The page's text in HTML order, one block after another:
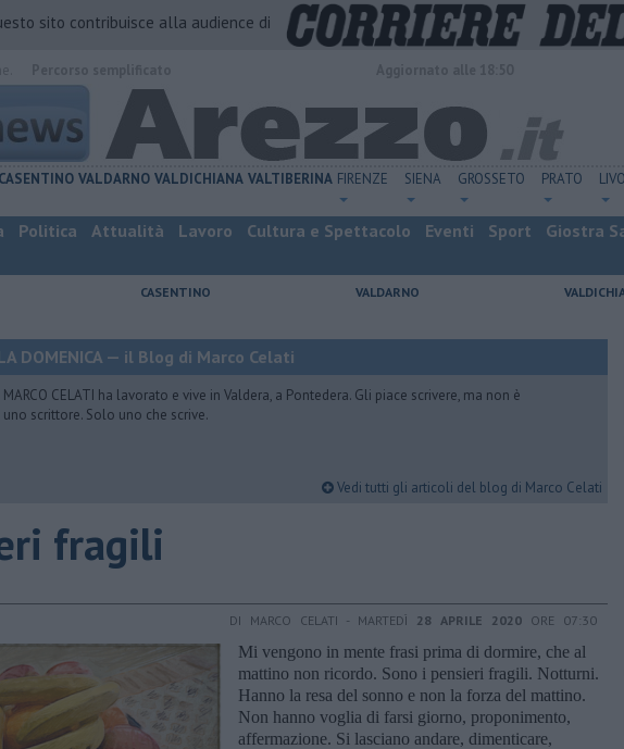
sito contribuisce alla audience di
CASENTINO VALDARNO VALDICHIANA VALTIBERINA FIRENZE SIENA GROSSETO PRATO
Politica Attualità Lavoro Cultura e Spettacolo Eventi Sport Giostra
CASENTINO VALDARNO
DOMENICA — il Blog di Marco Celati
MARCO CELATI ha lavorato e vive in Valdera, a Pontedera. Gli piace scrivere, ma non è
uno scrittore. Solo uno che scrive.
Vedi tutti gli articoli del blog di Marco Celati
fragili
DI MARCO CELATI - MARTEDÌ 28 APRILE 2020 ORE 07:30
Mi vengono in mente frasi prima di dormire, che al
mattino non ricordo. Sono i pensieri fragili. Notturni.
Hanno la resa del sonno e non la forza del mattino.
Non hanno voglia di farsi giorno, proponimento,
affermazione. Si lasciano andare, dimenticare,